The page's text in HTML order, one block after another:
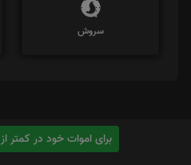
سروش
برای اموات خود در کمتر از 3 دقیقه یادبود بسازید